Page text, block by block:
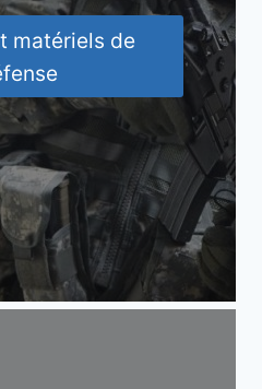
matériels de